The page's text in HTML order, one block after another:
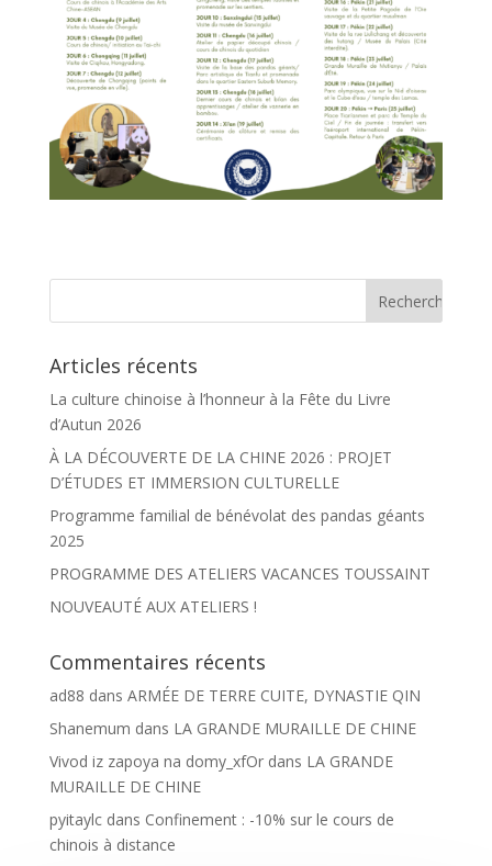
Articles récents
La culture chinoise à l’honneur à la Fête du Livre
d’Autun 2026
À LA DÉCOUVERTE DE LA CHINE 2026 : PROJET
D’ÉTUDES ET IMMERSION CULTURELLE
Programme familial de bénévolat des pandas géants
2025
PROGRAMME DES ATELIERS VACANCES TOUSSAINT
NOUVEAUTÉ AUX ATELIERS !
Commentaires récents
ad88 dans ARMÉE DE TERRE CUITE, DYNASTIE QIN
Shanemum dans LA GRANDE MURAILLE DE CHINE
Vivod iz zapoya na domy_xfOrdans LA GRANDE
MURAILLE DE CHINE
pyitaylcdans Confinement : -10% sur le cours de
chinois à distance